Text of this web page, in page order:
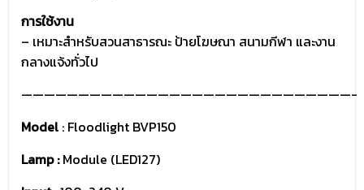
การใช้งาน
– เหมาะสำหรับสวนสาธารณะ ป้ายโฆษณา สนามกีฬา และงาน
กลางแจ้งทั่วไป
—————————————————————————————-
Model : Floodlight BVP150
Lamp :Module (LED127)